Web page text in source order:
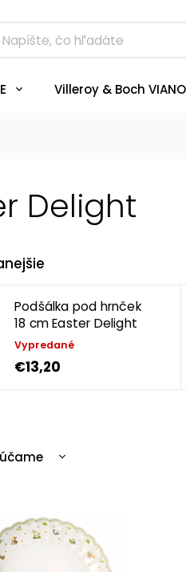
Villeroy & Boch
Delight
Podšálka pod hrnček
18 cm Easter Delight
Vypredané
€13,20